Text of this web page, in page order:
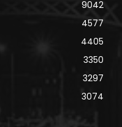
9042
4577
4405
3350
3297
3074